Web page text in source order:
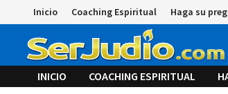
al
contenido
Inicio Coaching Espiritual Haga su
INICIO COACHING ESPIRITUAL